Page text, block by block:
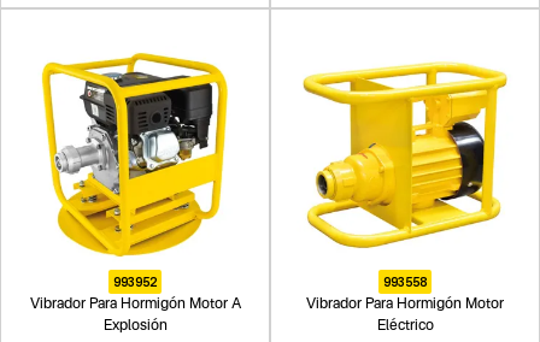
993952
Vibrador Para Hormigón Motor A
Explosión
993558
Vibrador Para Hormigón Motor
Eléctrico